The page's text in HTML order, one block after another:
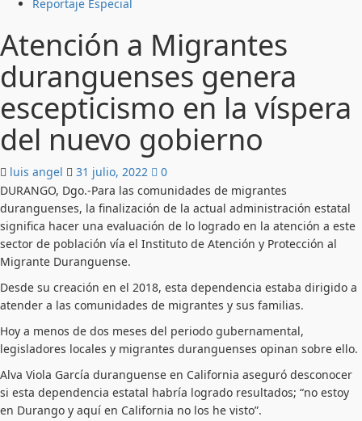
Reportaje Especial
Atención a Migrantes
duranguenses genera
escepticismo en la víspera
del nuevo gobierno
luis angel 31 julio, 2022
0
DURANGO, Dgo.-Para las comunidades de migrantes
duranguenses, la finalización de la actual administración estatal
significa hacer una evaluación de lo logrado en la atención a este
sector de población vía el Instituto de Atención y Protección al
Migrante Duranguense.
Desde su creación en el 2018, esta dependencia estaba dirigido a
atender a las comunidades de migrantes y sus familias.
Hoy a menos de dos meses del periodo gubernamental,
legisladores locales y migrantes duranguenses opinan sobre ello.
Alva Viola García duranguense en California aseguró desconocer
si esta dependencia estatal habría logrado resultados; “no estoy
en Durango y aquí en California no los he visto”.